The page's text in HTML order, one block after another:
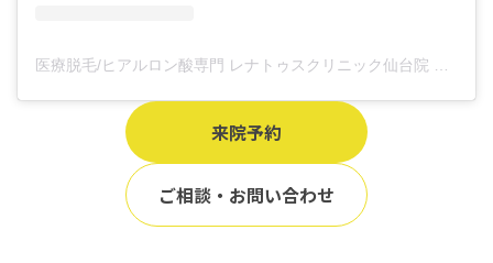
医療脱毛/ヒアルロン酸専門 レナトゥスクリニック仙台院 高橋希(@renaclisendai)がシェアした投稿
来院予約
ご相談・お問い合わせ